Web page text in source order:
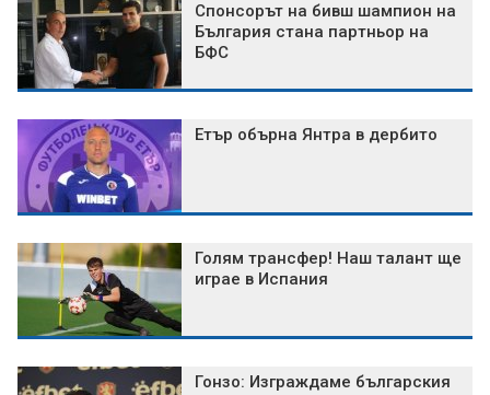
Спонсорът на бивш шампион на
България стана партньор на
БФС
Етър обърна Янтра в дербито
Голям трансфер! Наш талант ще
играе в Испания
Гонзо: Изграждаме българския